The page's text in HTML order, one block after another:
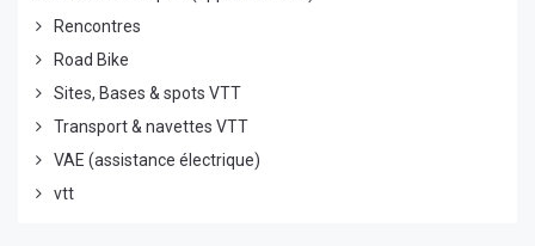
Rencontres
Road Bike
Sites, Bases & spots VTT
Transport & navettes VTT
VAE (assistance électrique)
vtt